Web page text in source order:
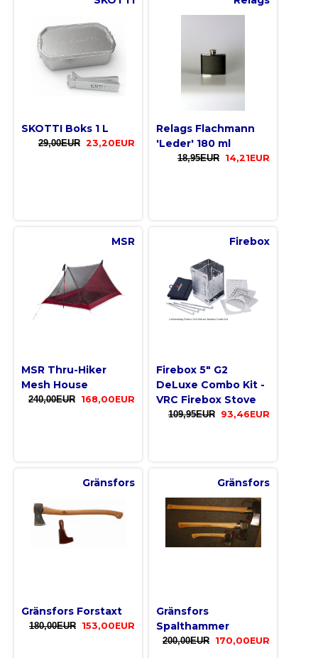
SKOTTI Boks 1 L
29,00EUR 23,20EUR
Relags Flachmann
'Leder' 180 ml
18,95EUR 14,21EUR
MSR
MSR Thru-Hiker
Mesh House
240,00EUR 168,00EUR
Firebox
Firebox 5" G2
DeLuxe Combo Kit -
VRC Firebox Stove
109,95EUR 93,46EUR
Gränsfors
Gränsfors Forstaxt
180,00EUR 153,00EUR
Gränsfors
Gränsfors
Spalthammer
200,00EUR 170,00EUR